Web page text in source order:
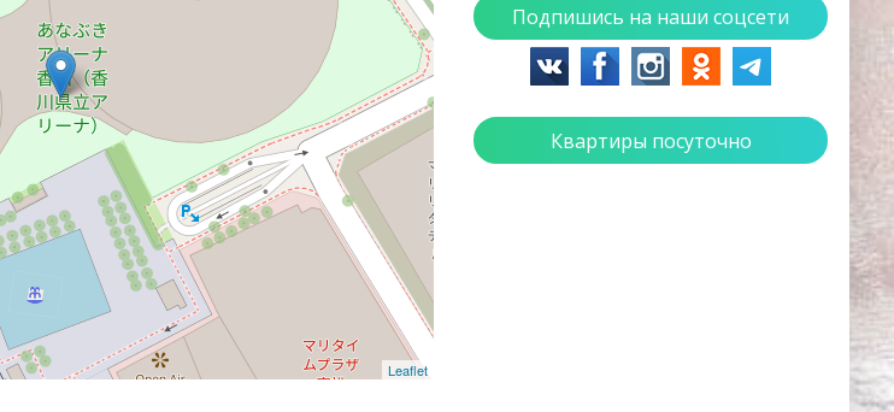
Leaflet
Подпишись на наши соцсети
Квартиры посуточно